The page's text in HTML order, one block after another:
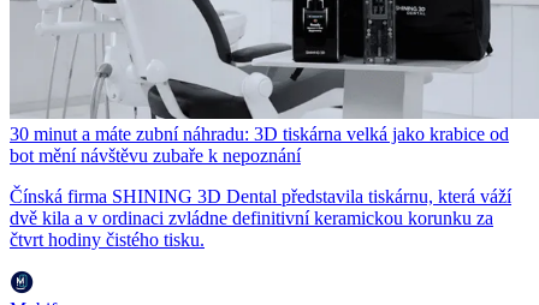
30 minut a máte zubní náhradu: 3D tiskárna velká jako krabice od
bot mění návštěvu zubaře k nepoznání
Čínská firma SHINING 3D Dental představila tiskárnu, která váží
dvě kila a v ordinaci zvládne definitivní keramickou korunku za
čtvrt hodiny čistého tisku.